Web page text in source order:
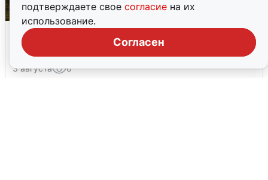
подтверждаете свое согласие на их
использование.
Согласен
Над ХМАО впервые сбили
беспилотники
3 августа 0